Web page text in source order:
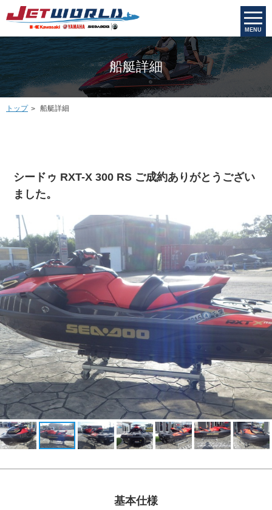
MENU
船艇詳細
トップ 船艇詳細
シードゥ RXT-X 300 RS ご成約ありがとうござい
ました。
基本仕様